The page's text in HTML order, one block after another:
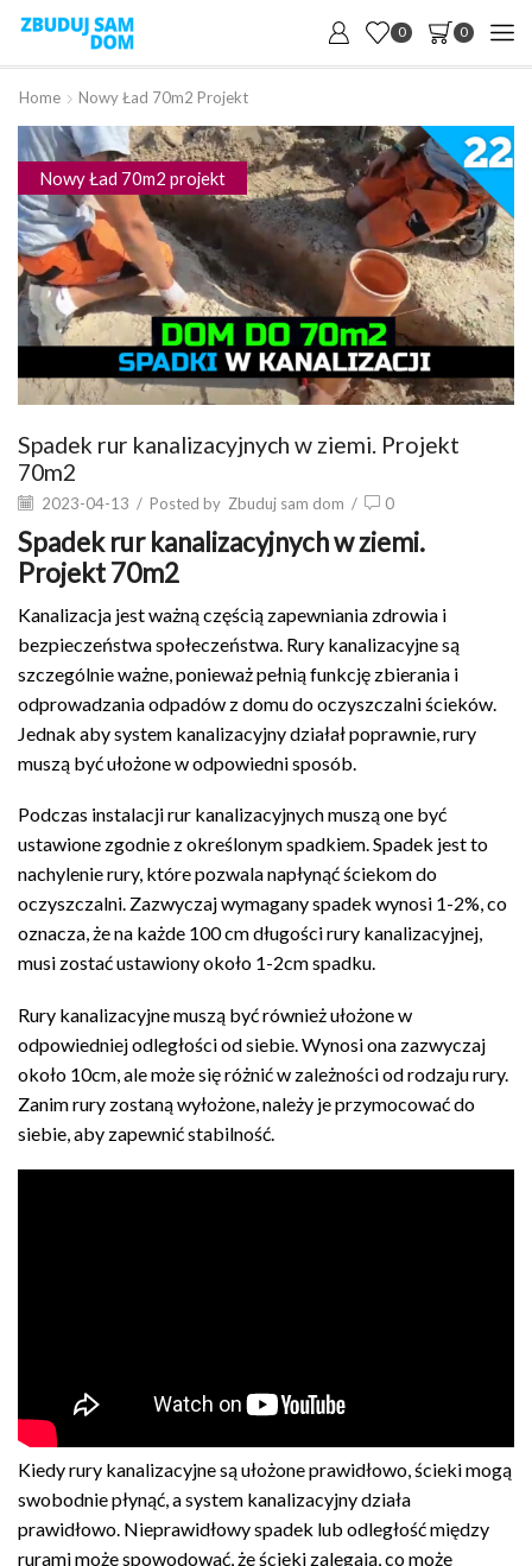
0 0
Home Nowy Ład 70m2 Projekt
Nowy Ład 70m2 projekt
Spadek rur kanalizacyjnych w ziemi. Projekt
70m2
2023-04-13 / Posted by Zbuduj sam dom / 0
Spadek rur kanalizacyjnych w ziemi.
Projekt 70m2
Kanalizacja jest ważną częścią zapewniania zdrowia i
bezpieczeństwa społeczeństwa. Rury kanalizacyjne są
szczególnie ważne, ponieważ pełnią funkcję zbierania i
odprowadzania odpadów z domu do oczyszczalni ścieków.
Jednak aby system kanalizacyjny działał poprawnie, rury
muszą być ułożone w odpowiedni sposób.
Podczas instalacji rur kanalizacyjnych muszą one być
ustawione zgodnie z określonym spadkiem. Spadek jest to
nachylenie rury, które pozwala napłynąć ściekom do
oczyszczalni. Zazwyczaj wymagany spadek wynosi 1-2%, co
oznacza, że na każde 100 cm długości rury kanalizacyjnej,
musi zostać ustawiony około 1-2cm spadku.
Rury kanalizacyjne muszą być również ułożone w
odpowiedniej odległości od siebie. Wynosi ona zazwyczaj
około 10cm, ale może się różnić w zależności od rodzaju rury.
Zanim rury zostaną wyłożone, należy je przymocować do
siebie, aby zapewnić stabilność.
Kiedy rury kanalizacyjne są ułożone prawidłowo, ścieki mogą
swobodnie płynąć, a system kanalizacyjny działa
prawidłowo. Nieprawidłowy spadek lub odległość między
rurami może spowodować, że ścieki zalegają, co może